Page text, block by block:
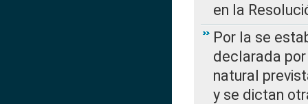
en la
Por la se
declarada
natural
y se dictan